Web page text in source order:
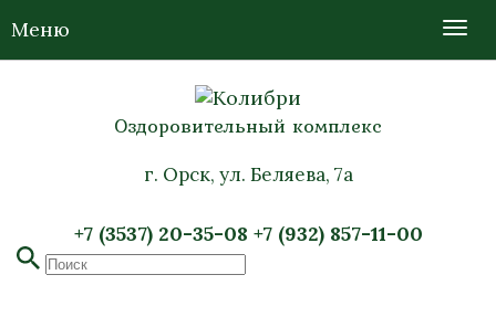
Оздоровительный комплекс
г. Орск, ул. Беляева, 7а
+7 (3537) 20-35-08 +7 (932) 857-11-00
Меню